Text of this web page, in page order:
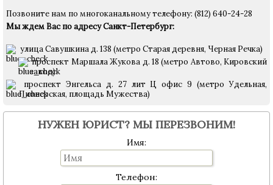
Позвоните нам по многоканальному телефону: (812) 640-24-28
Мы ждем Вас по адресу Санкт-Петербург:
улица Савушкина д. 138 (метро Старая деревня, Черная Речка)
проспект Маршала Жукова д. 18 (метро Автово, Кировский
завод)
проспект Энгельса д. 27 лит Ц офис 9 (метро Удельная,
Пионерская, площадь Мужества)
НУЖЕН ЮРИСТ? МЫ ПЕРЕЗВОНИМ!
Имя:
Телефон: